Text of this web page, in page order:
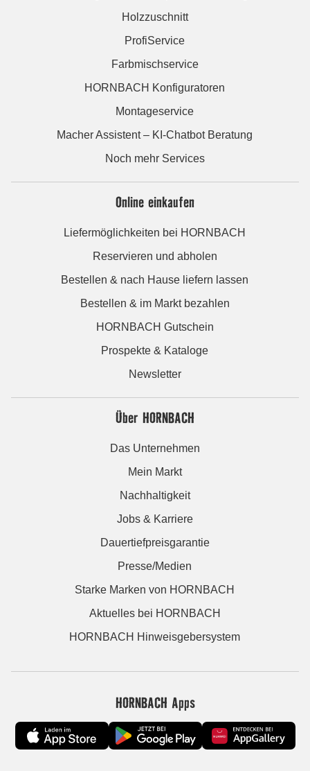
Holzzuschnitt
ProfiService
Farbmischservice
HORNBACH Konfiguratoren
Montageservice
Macher Assistent – KI-Chatbot Beratung
Noch mehr Services
Online einkaufen
Liefermöglichkeiten bei HORNBACH
Reservieren und abholen
Bestellen & nach Hause liefern lassen
Bestellen & im Markt bezahlen
HORNBACH Gutschein
Prospekte & Kataloge
Newsletter
Über HORNBACH
Das Unternehmen
Mein Markt
Nachhaltigkeit
Jobs & Karriere
Dauertiefpreisgarantie
Presse/Medien
Starke Marken von HORNBACH
Aktuelles bei HORNBACH
HORNBACH Hinweisgebersystem
HORNBACH Apps